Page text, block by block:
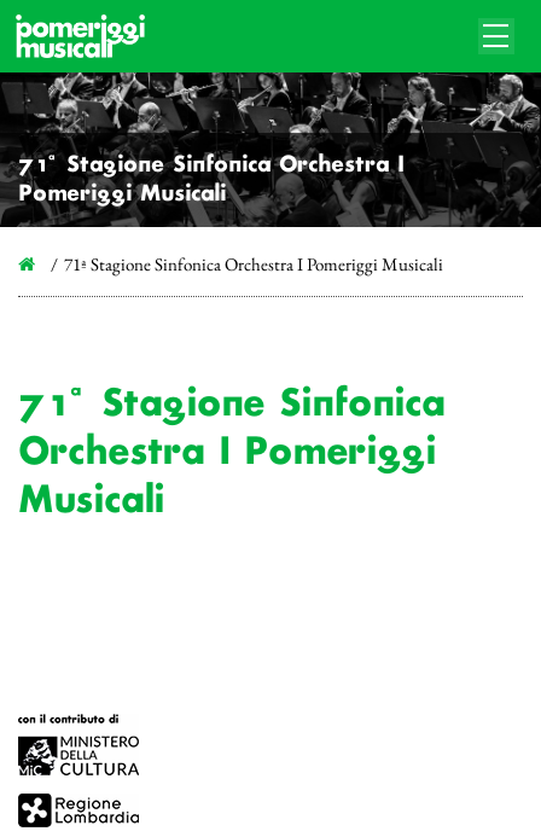
71ª Stagione Sinfonica Orchestra I
Pomeriggi Musicali
71ª Stagione Sinfonica Orchestra I Pomeriggi Musicali
71ª Stagione Sinfonica
Orchestra I Pomeriggi
Musicali